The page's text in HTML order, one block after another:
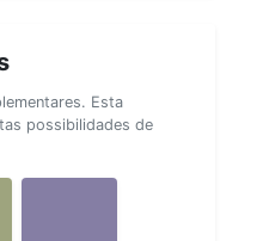
Esta
possibilidades de